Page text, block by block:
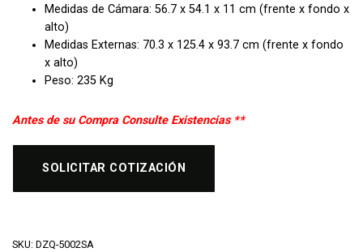
Medidas de Cámara: 56.7 x 54.1 x 11 cm (frente x fondo x
alto)
Medidas Externas: 70.3 x 125.4 x 93.7 cm (frente x fondo
x alto)
Peso: 235 Kg
Antes de su Compra Consulte Existencias **
SOLICITAR COTIZACIÓN
SKU: DZQ-5002SA